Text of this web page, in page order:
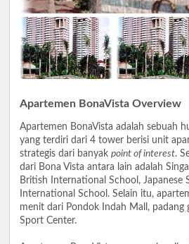
Apartemen BonaVista Overview
Apartemen BonaVista adalah sebuah
yang terdiri dari 4 tower berisi unit
strategis dari banyak point of interest.
dari Bona Vista antara lain adalah
British International School, Japanese
International School. Selain itu,
menit dari Pondok Indah Mall, padang
Sport Center.